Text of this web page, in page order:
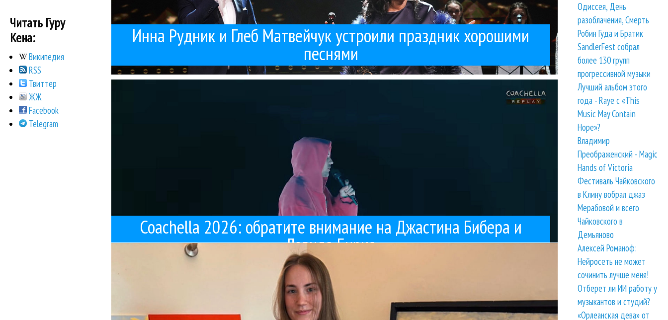
Инна Рудник и Глеб Матвейчук устроили праздник хорошими
песнями
Coachella 2026: обратите внимание на Джастина Бибера и
Дэвида Бирна
Выступление Дэвида Бирна на фестивале Coachella - чистый муд. Супер-профи музыканты группы (особенно
Билли Айлиш купила картину, и вдохновила художницу
Billie Eilish
Прикольная история, меня тронула. Как и многие художники, британка Сильви Бейкер в какой-то момент
переживала творческий кризис и размышляла, стоит ли ей продолжать заниматься любимым делом —...
Читать Гуру
Кена:
Википедия
RSS
Твиттер
ЖЖ
Facebook
Telegram
Одиссея, День
разоблачения, Смерть
Робин Гуда и Братик
SandlerFest собрал
более 130 групп
прогрессивной музыки
Лучший альбом этого
года - Raye с «This
Music May Contain
Hope»?
Владимир
Преображенский - Magic
Hands of Victoria
Фестиваль Чайковского
в Клину вобрал джаз
Мерабовой и всего
Чайковского в
Демьяново
Алексей Романоф:
Нейросеть не может
сочинить лучше меня!
Отберет ли ИИ работу у
музыкантов и студий?
«Орлеанская дева» от